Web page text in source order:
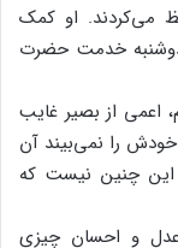
می‌کردند. او کمک‌
خدمت‌ حضرت‌
اعمی‌ از بصیر غایب‌
را نمی‌بیند آن‌
چنین‌ نیست‌ که‌
و احسان‌ چیزی‌